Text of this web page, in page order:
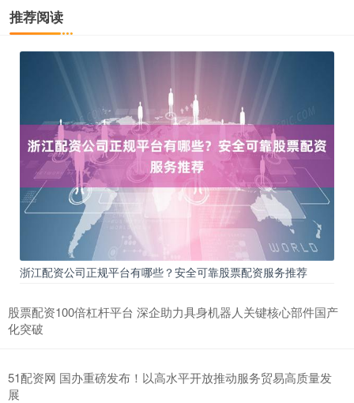
推荐阅读
浙江配资公司正规平台有哪些？安全可靠股票配资服务推荐
股票配资100倍杠杆平台 深企助力具身机器人关键核心部件国产
化突破
51配资网 国办重磅发布！以高水平开放推动服务贸易高质量发
展